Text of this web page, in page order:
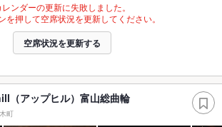
レンダーの更新に失敗しました。
を押して空席状況を更新してください。
空席状況を更新する
（アップヒル）富山総曲輪
町